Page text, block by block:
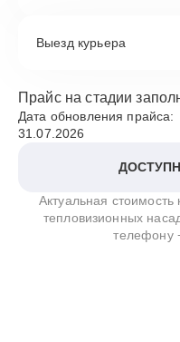
Выезд курьера
Прайс на стадии
Дата обновления прайса:
31.07.2026
Актуальная
тепловизионных
телефону